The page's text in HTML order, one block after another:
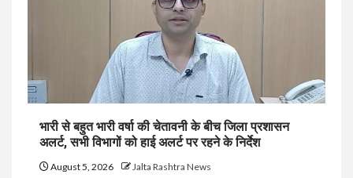
भारी से बहुत भारी वर्षा की चेतावनी के बीच जिला प्रशासन
अलर्ट, सभी विभागों को हाई अलर्ट पर रहने के निर्देश
August 5, 2026 Jalta Rashtra News